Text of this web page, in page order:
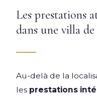
Les prestations
dans une villa
Au-delà de la
les prestations